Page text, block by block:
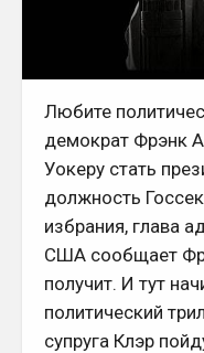
Любите
демократ Фрэнк
Уокеру стать
должность
избрания, глава
США сообщает
получит. И тут
политический
супруга Клэр